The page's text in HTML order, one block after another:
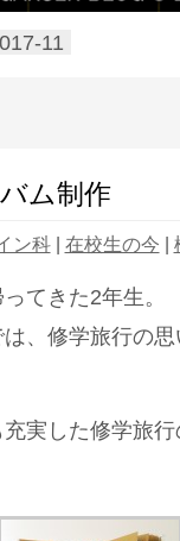
11
ム制作
ン科| 在校生の今
てきた2年生。
、修学旅行の
実した修学旅